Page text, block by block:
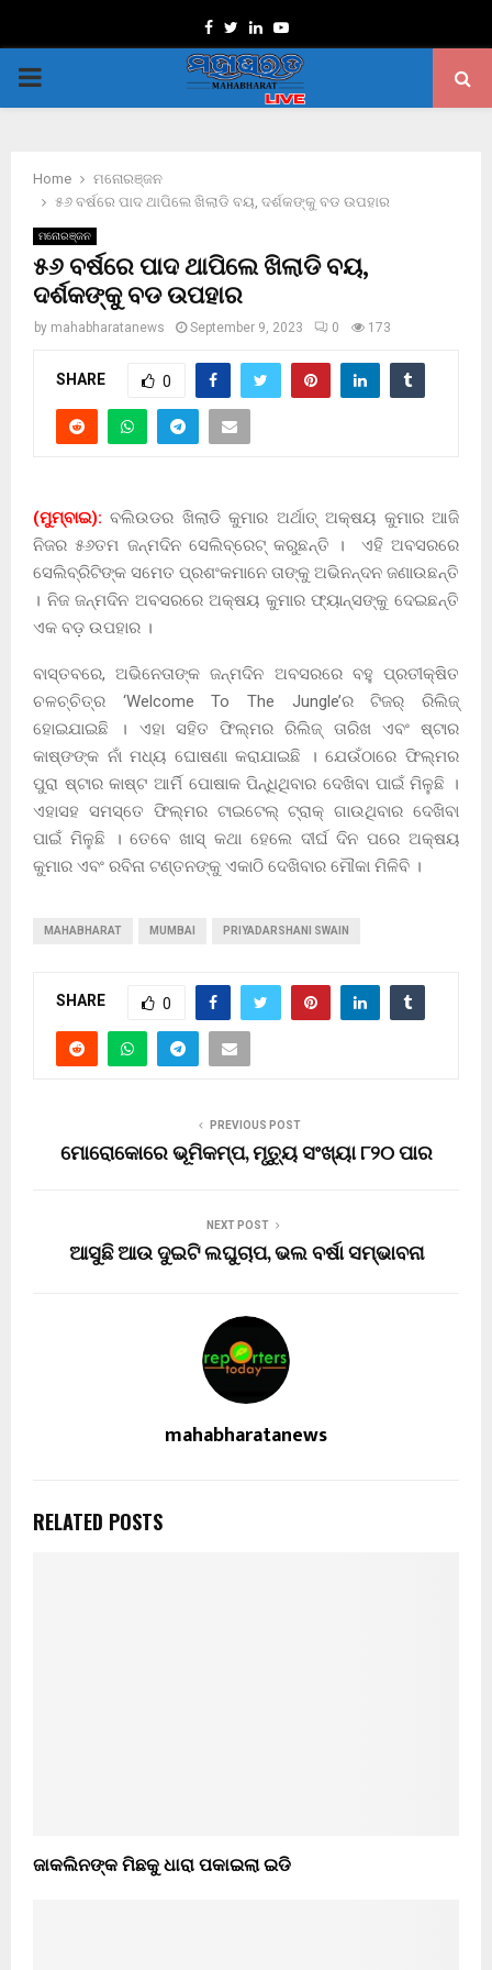
Facebook
TwitterLinkedinYoutube
PRIMARY
Home
ମନୋରଞ୍ଜନ
୫୬ ବର୍ଷରେ ପାଦ ଥାପିଲେ ଖିଲାଡି ବୟ, ଦର୍ଶକଙ୍କୁ ବଡ ଉପହାର
ମନୋରଞ୍ଜନ
୫୬ ବର୍ଷରେ ପାଦ ଥାପିଲେ ଖିଲାଡି ବୟ,
ଦର୍ଶକଙ୍କୁ ବଡ ଉପହାର
by mahabharatanews September 9, 2023 0 173
SHARE 0
(ମୁମ୍ବାଇ): ବଲିଉଡର ଖିଲାଡି କୁମାର ଅର୍ଥାତ୍ ଅକ୍ଷୟ କୁମାର ଆଜି
ନିଜର ୫୬ତମ ଜନ୍ମଦିନ ସେଲିବ୍ରେଟ୍ କରୁଛନ୍ତି । ଏହି ଅବସରରେ
ସେଲିବ୍ରିଟିଙ୍କ ସମେତ ପ୍ରଶଂକମାନେ ତାଙ୍କୁ ଅଭିନନ୍ଦନ ଜଣାଉଛନ୍ତି
। ନିଜ ଜନ୍ମଦିନ ଅବସରରେ ଅକ୍ଷୟ କୁମାର ଫ୍ୟାନ୍ସଙ୍କୁ ଦେଇଛନ୍ତି
ଏକ ବଡ଼ ଉପହାର ।
ବାସ୍ତବରେ, ଅଭିନେତାଙ୍କ ଜନ୍ମଦିନ ଅବସରରେ ବହୁ ପ୍ରତୀକ୍ଷିତ
ଚଳଚ୍ଚିତ୍ର ‘Welcome To The Jungle’ର ଟିଜର୍ ରିଲିଜ୍
ହୋଇଯାଇଛି । ଏହା ସହିତ ଫିଲ୍ମର ରିଲିଜ୍ ତାରିଖ ଏବଂ ଷ୍ଟାର
କାଷ୍ଙଙ୍କ ନାଁ ମଧ୍ୟ ଘୋଷଣା କରାଯାଇଛି । ଯେଉଁଠାରେ ଫିଲ୍ମର
ପୁରା ଷ୍ଟାର କାଷ୍ଟ ଆର୍ମି ପୋଷାକ ପିନ୍ଧିଥିବାର ଦେଖିବା ପାଇଁ ମିଳୁଛି ।
ଏହାସହ ସମସ୍ତେ ଫିଲ୍ମର ଟାଇଟେଲ୍ ଟ୍ରାକ୍ ଗାଉଥିବାର ଦେଖିବା
ପାଇଁ ମିଳୁଛି । ତେବେ ଖାସ୍ କଥା ହେଲେ ଦୀର୍ଘ ଦିନ ପରେ ଅକ୍ଷୟ
କୁମାର ଏବଂ ରବିନା ଟଣ୍ତନଙ୍କୁ ଏକାଠି ଦେଖିବାର ମୌକା ମିଳିବି ।
MAHABHARAT MUMBAI PRIYADARSHANI SWAIN
SHARE 0
PREVIOUS POST
ମୋ‌ରୋକୋରେ ଭୂମିକମ୍ପ, ମୃତ୍ୟୁ ସଂଖ୍ୟା ୮୨୦ ପାର
NEXT POST
ଆସୁଛି ଆଉ ଦୁଇଟି ଲଘୁଚାପ, ଭଲ ବର୍ଷା ସମ୍ଭାବନା
mahabharatanews
RELATED POSTS
ଜାକଲିନଙ୍କ ମିଛକୁ ଧାରା ପକାଇଲା ଇଡି